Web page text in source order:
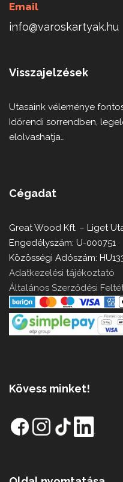
Email
info@varoskartyak.hu
Visszajelzések
Utasaink véleménye
Időrendi sorrendben,
elolvashatja…
Cégadat
Great Wood Kft. – Liget
Engedélyszám: U-000751
Közösségi Adószám:
Adatkezelési tájékoztató
Általános Szerződési
Kövess minket!